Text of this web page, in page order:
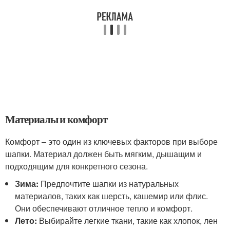
Материалы и комфорт
Комфорт – это один из ключевых факторов при выборе
шапки. Материал должен быть мягким, дышащим и
подходящим для конкретного сезона.
Зима: Предпочтите шапки из натуральных
материалов, таких как шерсть, кашемир или флис.
Они обеспечивают отличное тепло и комфорт.
Лето: Выбирайте легкие ткани, такие как хлопок, лен